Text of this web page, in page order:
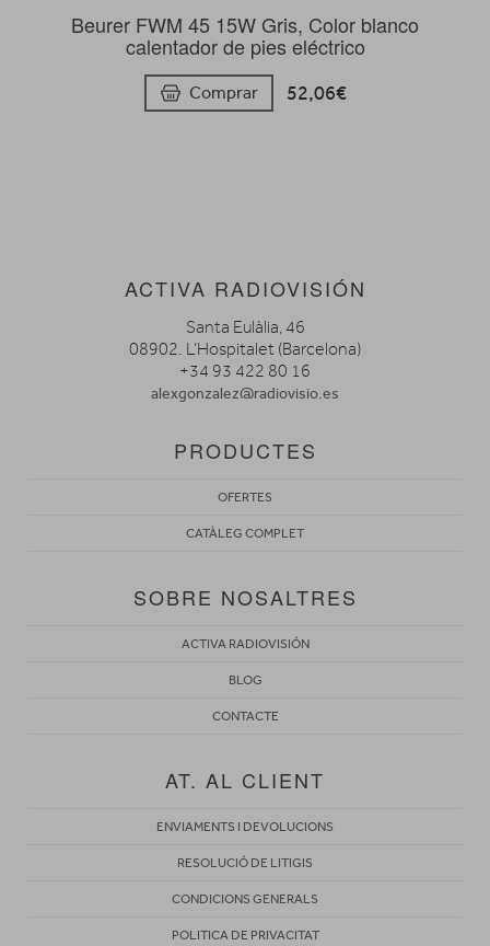
Beurer FWM 45 15W Gris, Color blanco
calentador de pies eléctrico
Comprar 52,06€
ACTIVA RADIOVISIÓN
Santa Eulàlia, 46
08902. L’Hospitalet (Barcelona)
+34 93 422 80 16
alexgonzalez@radiovisio.es
PRODUCTES
OFERTES
CATÀLEG COMPLET
SOBRE NOSALTRES
ACTIVA RADIOVISIÓN
BLOG
CONTACTE
AT. AL CLIENT
ENVIAMENTS I DEVOLUCIONS
RESOLUCIÓ DE LITIGIS
CONDICIONS GENERALS
POLITICA DE PRIVACITAT